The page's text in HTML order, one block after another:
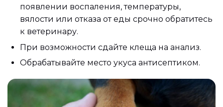
появлении воспаления, температуры,
вялости или отказа от еды срочно обратитесь
к ветеринару.
При возможности сдайте клеща на анализ.
Обрабатывайте место укуса антисептиком.